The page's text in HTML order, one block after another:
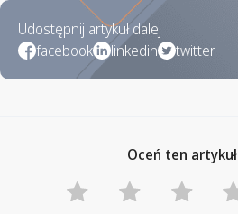
Udostępnij artykuł dalej
facebook
linkedin twitter
Oceń ten artykuł